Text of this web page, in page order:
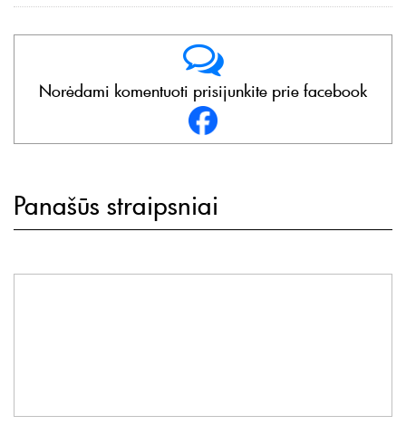
Norėdami komentuoti prisijunkite prie facebook
Panašūs straipsniai